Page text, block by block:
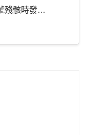
殘骸時發…